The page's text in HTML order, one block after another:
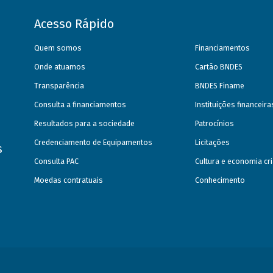
Acesso Rápido
Quem somos
Onde atuamos
Transparência
Consulta a financiamentos
Resultados para a sociedade
Credenciamento de Equipamentos
Consulta PAC
Moedas contratuais
Financiamentos
Cartão BNDES
BNDES Finame
Instituições
Patrocínios
Licitações
Cultura e economia
Conhecimento